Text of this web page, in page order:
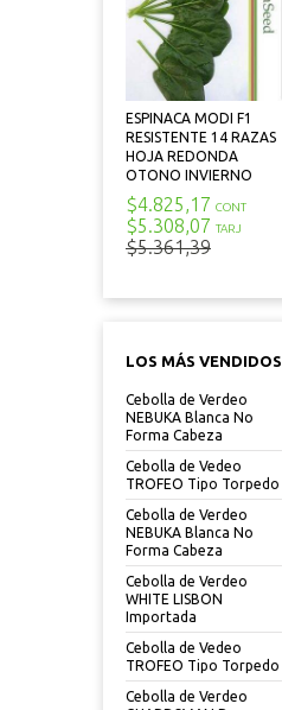
ESPINACA MODI F1
RESISTENTE 14 RAZAS
HOJA REDONDA
OTONO INVIERNO
$4.825,17 CONT
$5.308,07 TARJ
$5.361,39
LOS MÁS VENDIDOS
Cebolla de Verdeo
NEBUKA Blanca No
Forma Cabeza
Cebolla de Vedeo
TROFEO Tipo Torpedo
Cebolla de Verdeo
NEBUKA Blanca No
Forma Cabeza
Cebolla de Verdeo
WHITE LISBON
Importada
Cebolla de Vedeo
TROFEO Tipo Torpedo
Cebolla de Verdeo